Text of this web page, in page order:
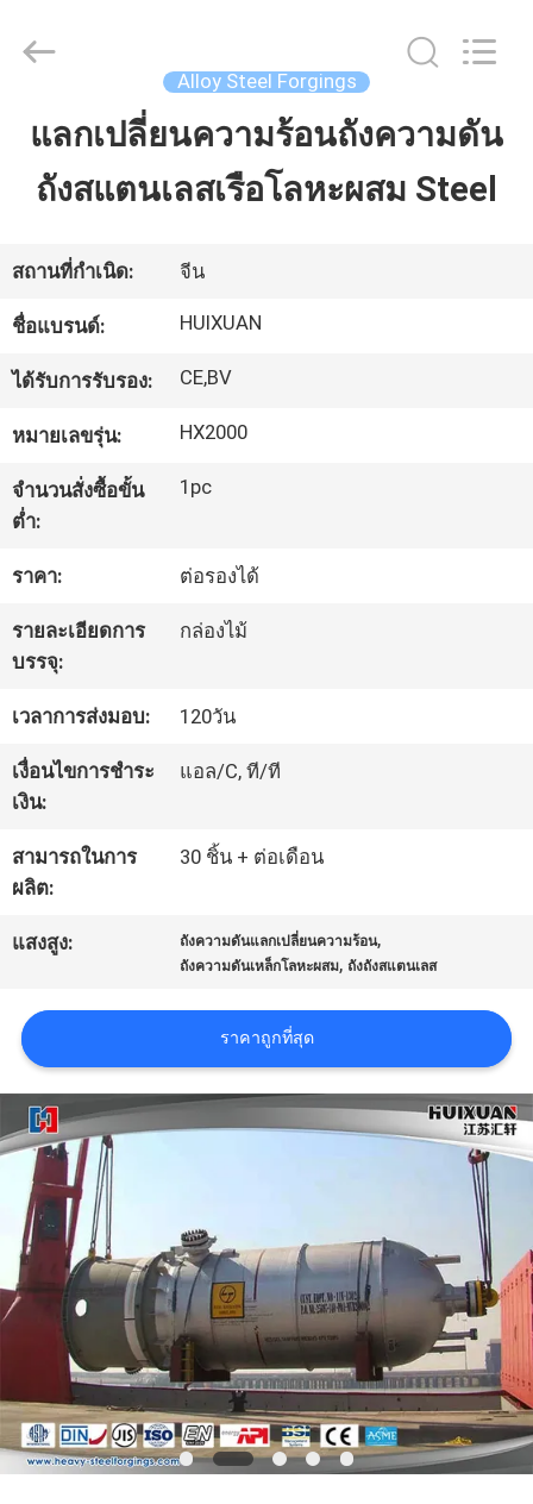
บ้าน
วิดีโอ
เรา
โรงงาน
ควบคุม
คุณภาพ
แผนผัง
เว็บไซต์
PRIVACY
POLICY
XUAN
NEW
Rights
Reserved.
Alloy Steel Forgings
แลกเปลี่ยนความร้อนถังความดัน
ถังสแตนเลสเรือโลหะผสม Steel
สถานที่กำเนิด: จีน
ชื่อแบรนด์: HUIXUAN
ได้รับการรับรอง: CE,BV
หมายเลขรุ่น: HX2000
จำนวนสั่งซื้อขั้น
ต่ำ:
1pc
ราคา: ต่อรองได้
รายละเอียดการ
บรรจุ:
กล่องไม้
เวลาการส่งมอบ: 120วัน
เงื่อนไขการชำระ
เงิน:
แอล/C, ที/ที
สามารถในการ
ผลิต:
30 ชิ้น + ต่อเดือน
แสงสูง: ถังความดันแลกเปลี่ยนความร้อน,
ถังความดันเหล็กโลหะผสม,ถังถังสแตนเลส
ราคาถูกที่สุด